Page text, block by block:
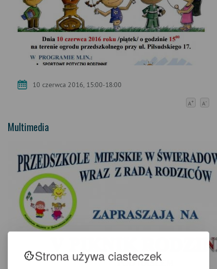
Strona używa ciasteczek
10 czerwca 2016, 15:00-18:00
A+ A-
Multimedia